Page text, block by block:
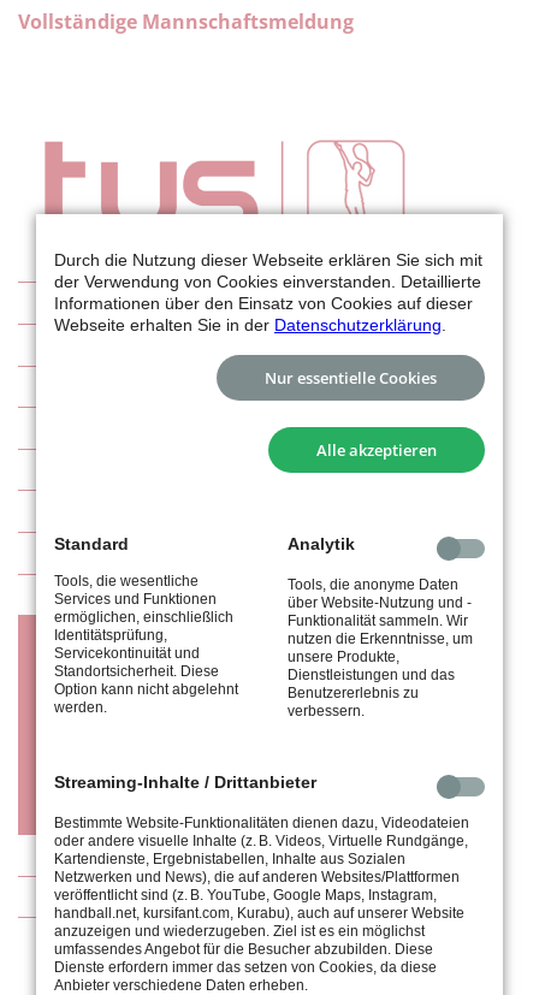
Vollständige Mannschaftsmeldung
Tennis
TA-tus-Imagevideo
Mitgliedsbeiträge / Infos für Neumitglieder
Mannschaften
Allgemeine Informationen
Regelwerke
Anmeldung zur Tennis-Mannschaft (Jugend)
Trainer
Kontakt
Durch die Nutzung dieser Webseite erklären Sie sich mit
der Verwendung von Cookies einverstanden. Detaillierte
Informationen über den Einsatz von Cookies auf dieser
Webseite erhalten Sie in der Datenschutzerklärung
Nur essentielle Cookies
Alle akzeptieren
Standard
Tools, die wesentliche
Services und Funktionen
ermöglichen, einschließlich
Identitätsprüfung,
Servicekontinuität und
Standortsicherheit. Diese
Option kann nicht abgelehnt
werden.
Analytik
Tools, die anonyme Daten
über Website-Nutzung und -
Funktionalität sammeln. Wir
nutzen die Erkenntnisse, um
unsere Produkte,
Dienstleistungen und das
Benutzererlebnis zu
verbessern.
Streaming-Inhalte / Drittanbieter
Bestimmte Website-Funktionalitäten dienen dazu, Videodateien
oder andere visuelle Inhalte (z. B. Videos, Virtuelle Rundgänge,
Kartendienste, Ergebnistabellen, Inhalte aus Sozialen
Netzwerken und News), die auf anderen Websites/Plattformen
veröffentlicht sind (z. B. YouTube, Google Maps, Instagram,
handball.net, kursifant.com, Kurabu), auch auf unserer Website
anzuzeigen und wiederzugeben. Ziel ist es ein möglichst
umfassendes Angebot für die Besucher abzubilden. Diese
Dienste erfordern immer das setzen von Cookies, da diese
Anbieter verschiedene Daten erheben.